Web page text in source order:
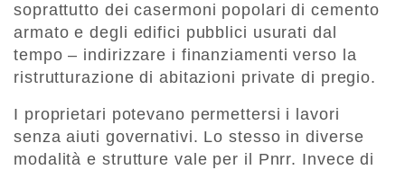
soprattutto dei casermoni popolari di cemento
armato e degli edifici pubblici usurati dal
tempo – indirizzare i finanziamenti verso la
ristrutturazione di abitazioni private di pregio.
I proprietari potevano permettersi i lavori
senza aiuti governativi. Lo stesso in diverse
modalità e strutture vale per il Pnrr. Invece di